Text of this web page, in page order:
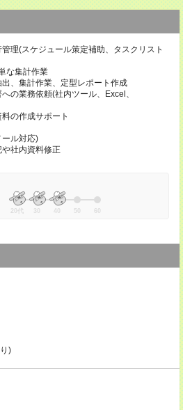
理(スケジュール策定補助、タスクリスト
な集計作業
、集計作業、定型レポート作成
の業務依頼(社内ツール、Excel、
の作成サポート
ール対応)
や社内資料修正
20代 30 40 50 60
)